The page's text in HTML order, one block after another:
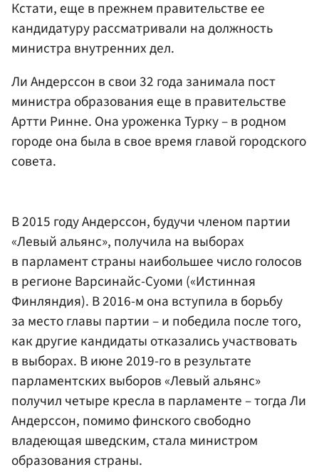
Кстати, еще в прежнем правительстве ее
кандидатуру рассматривали на должность
министра внутренних дел.
Ли Андерссон в свои 32 года занимала пост
министра образования еще в правительстве
Артти Ринне. Она уроженка Турку – в родном
городе она была в свое время главой городского
совета.
В 2015 году Андерссон, будучи членом партии
«Левый альянс», получила на выборах
в парламент страны наибольшее число голосов
в регионе Варсинайс-Суоми («Истинная
Финляндия). В 2016-м она вступила в борьбу
за место главы партии – и победила после того,
как другие кандидаты отказались участвовать
в выборах. В июне 2019-го в результате
парламентских выборов «Левый альянс»
получил четыре кресла в парламенте – тогда Ли
Андерссон, помимо финского свободно
владеющая шведским, стала министром
образования страны.